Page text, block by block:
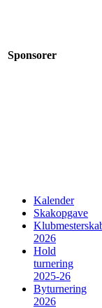
Sponsorer
Kalender
Skakopgave
2026
Hold
turnering
2025-26
Byturnering
2026